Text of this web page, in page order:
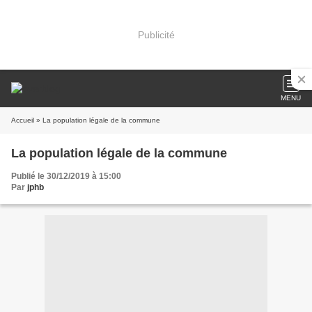
Publicité
MENU
Accueil » La population légale de la commune
La population légale de la commune
Publié le 30/12/2019 à 15:00
Par jphb